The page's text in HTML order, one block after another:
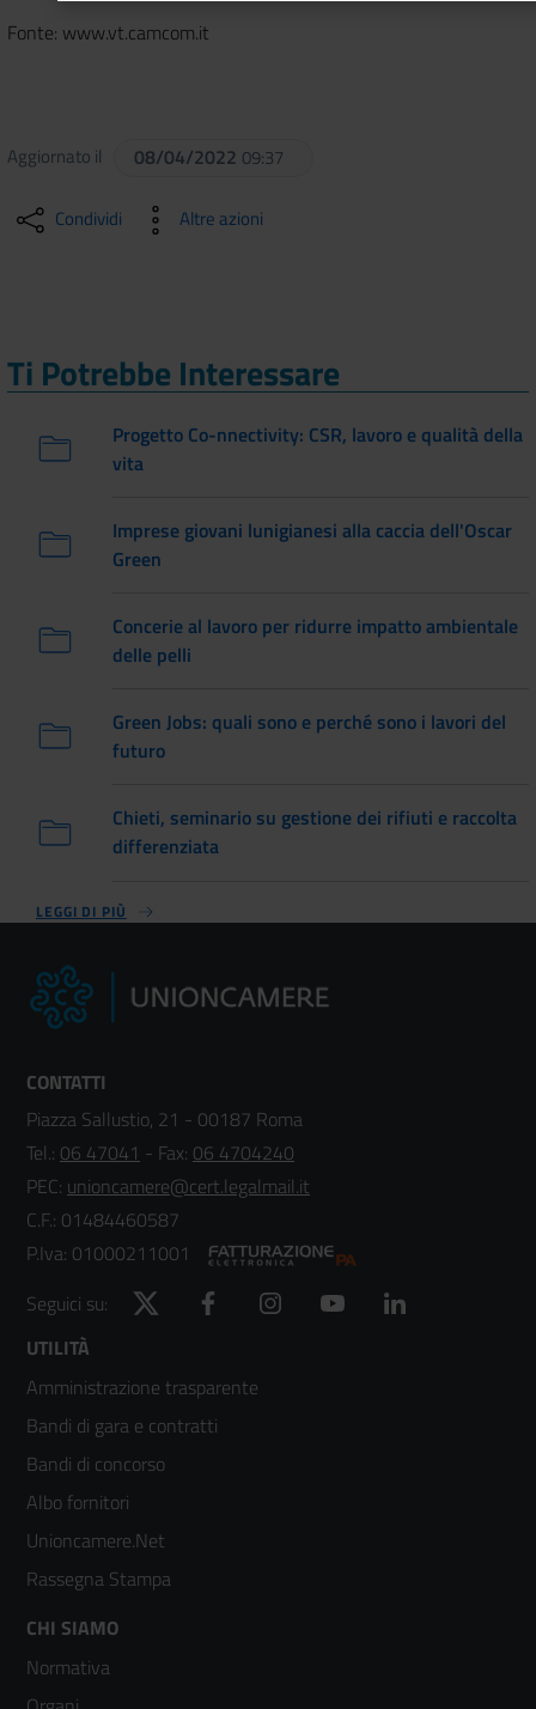
Fonte: www.vt.camcom.it
Aggiornato il 08/04/2022 09:37
Condividi Altre azioni
Ti Potrebbe Interessare
Progetto Co-nnectivity: CSR, lavoro e qualità della
vita
Imprese giovani lunigianesi alla caccia dell'Oscar
Green
Concerie al lavoro per ridurre impatto ambientale
delle pelli
Green Jobs: quali sono e perché sono i lavori del
futuro
Chieti, seminario su gestione dei rifiuti e raccolta
differenziata
LEGGI DI PIÙ
CONTATTI
Piazza Sallustio, 21 - 00187 Roma
Tel.: 06 47041 - Fax: 06 4704240
PEC: unioncamere@cert.legalmail.it
C.F.: 01484460587
P.Iva: 01000211001
Seguici su:
Twitter Facebook Instagram YouTube
Footer
menù
colonna
2
UTILITÀ
Amministrazione trasparente
Bandi di gara e contratti
Bandi di concorso
Albo fornitori
Unioncamere.Net
Rassegna Stampa
Footer
menù
CHI SIAMO
Normativa